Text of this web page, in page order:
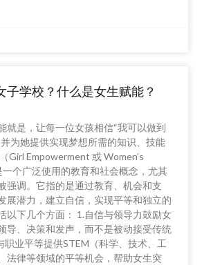
子学校？什么是女生赋能？
就是，让每一位女孩相信“我可以做到
为她提供实现梦想所需的知识、技能
Girl Empowerment 或 Women’s
个广泛使用的教育和社会概念，尤其
强调。它指的是通过教育、机会和支
展潜力，建立自信，实现平等和独立的
以下几个方面： 1.自信与领导力鼓励女
导、决策和发声，而不是被动接受传统
职业平等提供STEM（科学、技术、工
法律等领域的平等机会，帮助女生突